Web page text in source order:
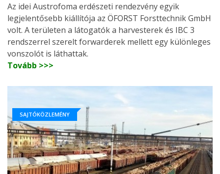
Az idei Austrofoma erdészeti rendezvény egyik
legjelentősebb kiállítója az ÖFORST Forsttechnik GmbH
volt. A területen a látogatók a harvesterek és IBC 3
rendszerrel szerelt forwarderek mellett egy különleges
vonszolót is láthattak.
Tovább >>>
SAJTÓKÖZLEMÉNY